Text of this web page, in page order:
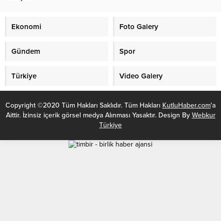
sağlayıcının ticari faaliyetlerini
veya ekonomik davranış...
Ekonomi Foto Galery
Gündem Spor
Türkiye Video Galery
Copyright ©2020 Tüm Hakları Saklıdır. Tüm Hakları KutluHaber.com'a
Aittir. İzinsiz içerik görsel medya Alınması Yasaktır. Design By Webkur
Türkiye